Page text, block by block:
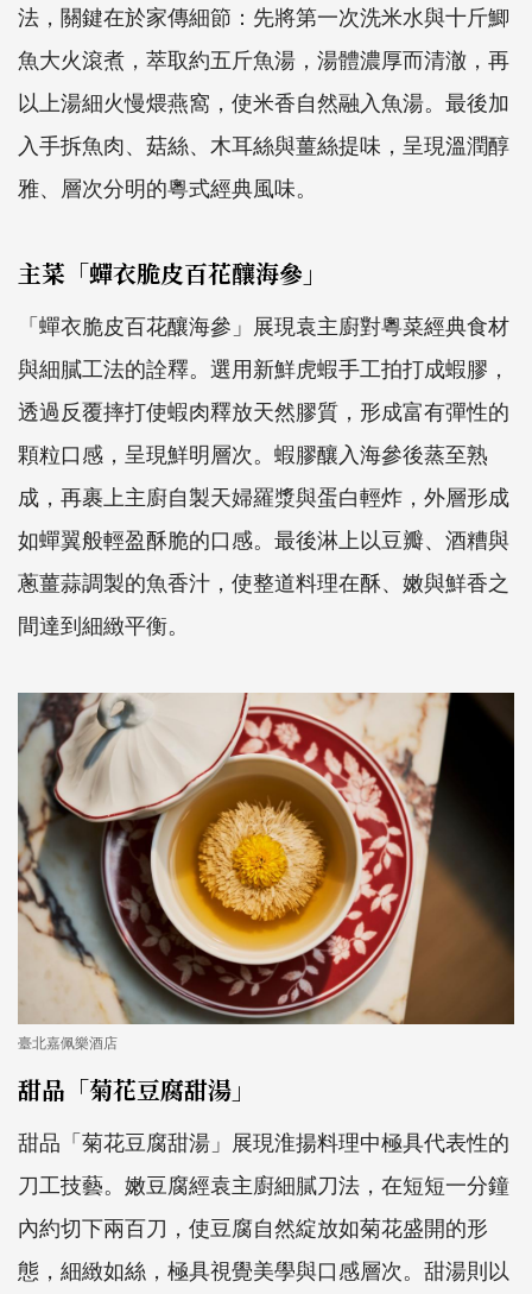
法，關鍵在於家傳細節：先將第一次洗米水與十斤鯽
魚大火滾煮，萃取約五斤魚湯，湯體濃厚而清澈，再
以上湯細火慢煨燕窩，使米香自然融入魚湯。最後加
入手拆魚肉、菇絲、木耳絲與薑絲提味，呈現溫潤醇
雅、層次分明的粵式經典風味。
主菜「蟬衣脆皮百花釀海參」
「蟬衣脆皮百花釀海參」展現袁主廚對粵菜經典食材
與細膩工法的詮釋。選用新鮮虎蝦手工拍打成蝦膠，
透過反覆摔打使蝦肉釋放天然膠質，形成富有彈性的
顆粒口感，呈現鮮明層次。蝦膠釀入海參後蒸至熟
成，再裹上主廚自製天婦羅漿與蛋白輕炸，外層形成
如蟬翼般輕盈酥脆的口感。最後淋上以豆瓣、酒糟與
蔥薑蒜調製的魚香汁，使整道料理在酥、嫩與鮮香之
間達到細緻平衡。
臺北嘉佩樂酒店
甜品「菊花豆腐甜湯」
甜品「菊花豆腐甜湯」展現淮揚料理中極具代表性的
刀工技藝。嫩豆腐經袁主廚細膩刀法，在短短一分鐘
內約切下兩百刀，使豆腐自然綻放如菊花盛開的形
態，細緻如絲，極具視覺美學與口感層次。甜湯則以